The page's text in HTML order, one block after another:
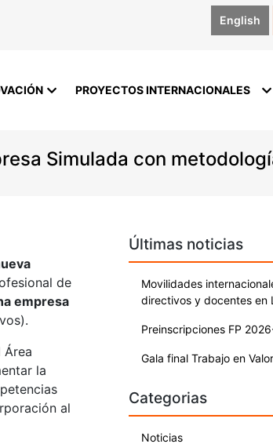
English
Simulada con
PROYECTOS INTERNACIONALES
de
empresa
Área
la
al
Últimas noticias
Movilidades
directivos y docentes en
Preinscripciones FP
Gala final Trabajo en
Categorias
Noticias